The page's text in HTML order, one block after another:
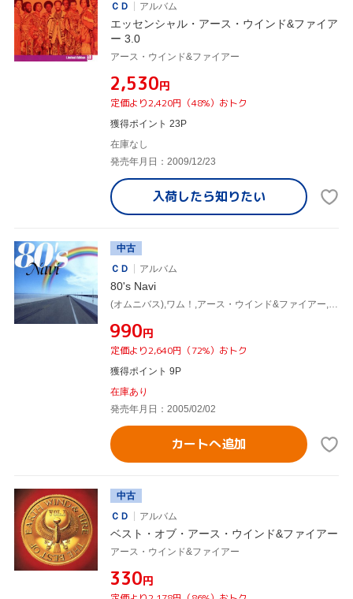
ＣＤ
アルバム
エッセンシャル・アース・ウインド&ファイア
ー 3.0
アース・ウインド&ファイアー
¥2,530円
定価より2,420円（48%）おトク
獲得ポイント 23P
在庫なし
発売年月日：2009/12/23
入荷したら知りたい
中古
ＣＤ
アルバム
80's Navi
(オムニバス),ワム！,アース・ウインド&ファイアー,ザ・ノーランズ,ケニー・ロギンス,エイス・ワンダー,シンディ・ローパー,ヒューイ・ルイス&ザ・ニュース
¥990円
定価より2,640円（72%）おトク
獲得ポイント 9P
在庫あり
発売年月日：2005/02/02
カートへ追加
中古
ＣＤ
アルバム
ベスト・オブ・アース・ウインド&ファイアー
アース・ウインド&ファイアー
¥330円